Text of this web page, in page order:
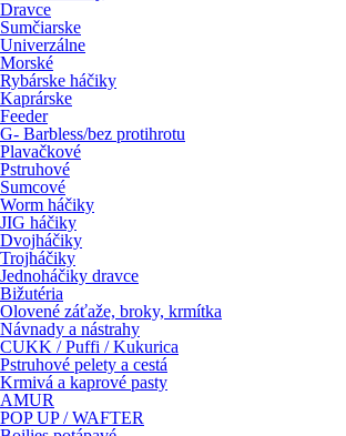
Dravce
Sumčiarske
Univerzálne
Morské
Rybárske háčiky
Kaprárske
Feeder
G- Barbless/bez protihrotu
Plavačkové
Pstruhové
Sumcové
Worm háčiky
JIG háčiky
Dvojháčiky
Trojháčiky
Jednoháčiky dravce
Bižutéria
Olovené záťaže, broky, krmítka
Návnady a nástrahy
CUKK / Puffi / Kukurica
Pstruhové pelety a cestá
Krmivá a kaprové pasty
AMUR
POP UP / WAFTER